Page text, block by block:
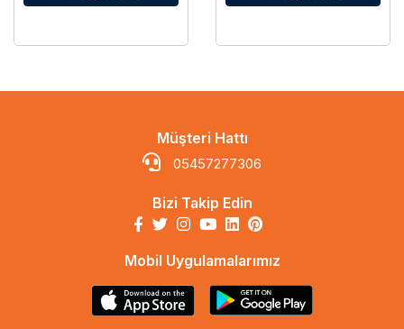
Müşteri Hattı
05457277306
Bizi Takip Edin
Mobil Uygulamalarımız